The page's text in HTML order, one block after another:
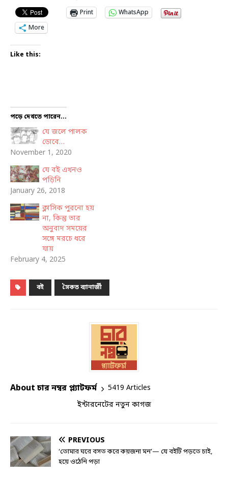
Print
WhatsApp
More
Like this:
পড়ে দেখতে পারেন...
যে জলে পালক
ডোবে…
November 1, 2020
যে বই এখনও
পড়িনি
January 26, 2018
ক্লাসিক পুরনো হয়
না, কিন্তু তার
অনুবাদ সময়ের
সঙ্গে মরচে ধরে
যায়
February 4, 2025
বই সৈকত ব্যানার্জী
About চার নম্বর প্ল্যাটফর্ম
5419 Articles
ইন্টারনেটের নতুন কাগজ
PREVIOUS
‘তোমার ঘরে বসত করে কয়জনা মন’— যে বইটি পড়তে চাই,
হয়ে ওঠেনি পড়া